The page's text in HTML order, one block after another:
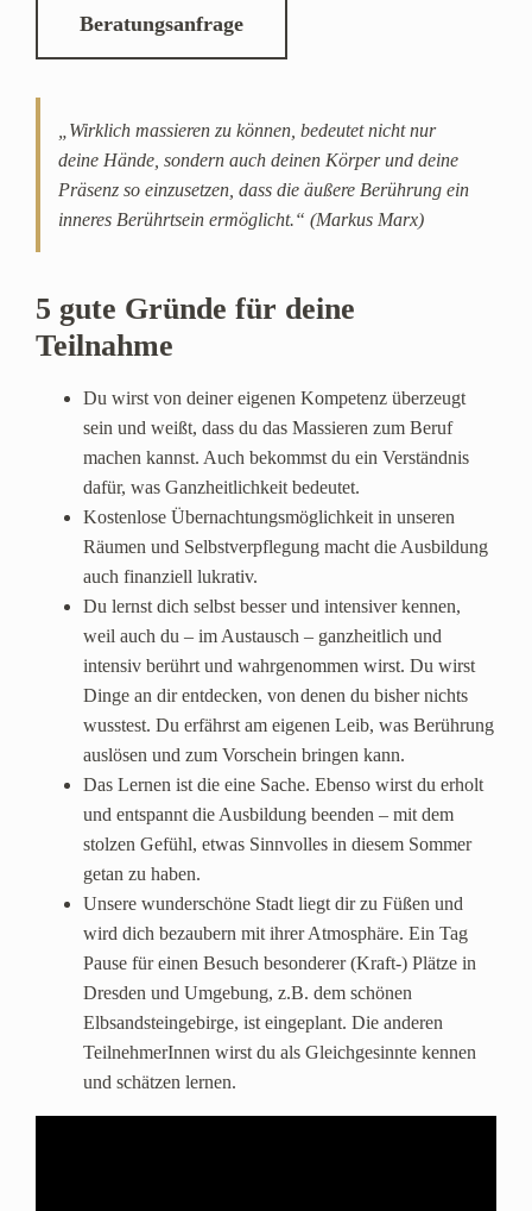
Beratungsanfrage
„Wirklich massieren zu können, bedeutet nicht nur
deine Hände, sondern auch deinen Körper und deine
Präsenz so einzusetzen, dass die äußere Berührung ein
inneres Berührtsein ermöglicht.“ (Markus Marx)
5 gute Gründe für deine
Teilnahme
Du wirst von deiner eigenen Kompetenz überzeugt
sein und weißt, dass du das Massieren zum Beruf
machen kannst. Auch bekommst du ein Verständnis
dafür, was Ganzheitlichkeit bedeutet.
Kostenlose Übernachtungsmöglichkeit in unseren
Räumen und Selbstverpflegung macht die Ausbildung
auch finanziell lukrativ.
Du lernst dich selbst besser und intensiver kennen,
weil auch du – im Austausch – ganzheitlich und
intensiv berührt und wahrgenommen wirst. Du wirst
Dinge an dir entdecken, von denen du bisher nichts
wusstest. Du erfährst am eigenen Leib, was Berührung
auslösen und zum Vorschein bringen kann.
Das Lernen ist die eine Sache. Ebenso wirst du erholt
und entspannt die Ausbildung beenden – mit dem
stolzen Gefühl, etwas Sinnvolles in diesem Sommer
getan zu haben.
Unsere wunderschöne Stadt liegt dir zu Füßen und
wird dich bezaubern mit ihrer Atmosphäre. Ein Tag
Pause für einen Besuch besonderer (Kraft-) Plätze in
Dresden und Umgebung, z.B. dem schönen
Elbsandsteingebirge, ist eingeplant. Die anderen
TeilnehmerInnen wirst du als Gleichgesinnte kennen
und schätzen lernen.